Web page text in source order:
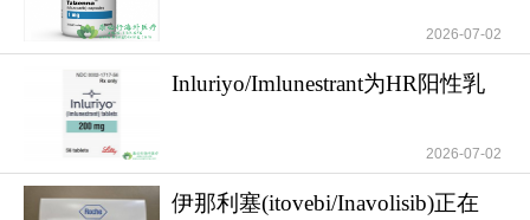
2026-07-02
Inluriyo/Imlunestrant为HR阳性乳
2026-07-02
伊那利塞(itovebi/Inavolisib)正在